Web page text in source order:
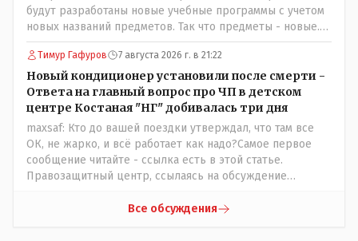
часть - информация до трагедии, вторая часть -
информация после трагедии, когда все уже было
будут разработаны новые учебные программы с учетом
новых названий предметов. Так что предметы - новые.
Хоть и переименованные)
Тимур Гафуров 7 августа 2026 г. в 21:22
Новый кондиционер установили после смерти -
Ответа на главный вопрос про ЧП в детском
центре Костаная "НГ" добивалась три дня
maxsaf: Кто до вашей поездки утверждал, что там все
ОК, не жарко, и всё работает как надо?Самое первое
сообщение читайте - ссылка есть в этой статье.
Правозащитный центр, ссылаясь на обсуждение
прислали ему в виде аудиосообщений, пишет, что
Все обсуждения